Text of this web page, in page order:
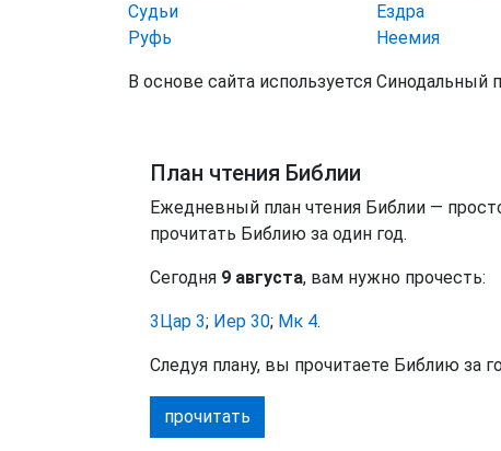
Судьи
Руфь
Ездра
Неемия
В основе сайта используется Синодальный
План чтения Библии
Ежедневный план чтения Библии —
прочитать Библию за один год.
Сегодня 9 августа, вам нужно прочесть:
3Цар 3; Иер 30; Мк 4.
Следуя плану, вы прочитаете Библию за
прочитать